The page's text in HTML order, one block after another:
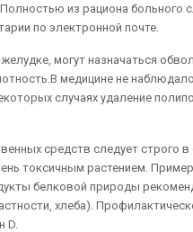
из рациона больного
по электронной почте.
могут назначаться
медицине не
случаях удаление
средств следует строго
токсичным растением.
белковой природы
хлеба).
D.